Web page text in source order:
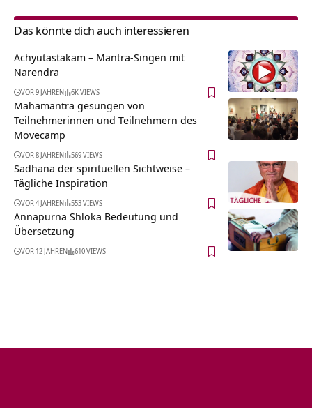
Das könnte dich auch interessieren
Achyutastakam – Mantra-Singen mit
Narendra
VOR 9 JAHREN 6K VIEWS
Mahamantra gesungen von
Teilnehmerinnen und Teilnehmern des
Movecamp
VOR 8 JAHREN 569 VIEWS
Sadhana der spirituellen Sichtweise –
Tägliche Inspiration
VOR 4 JAHREN 553 VIEWS
Annapurna Shloka Bedeutung und
Übersetzung
VOR 12 JAHREN 610 VIEWS